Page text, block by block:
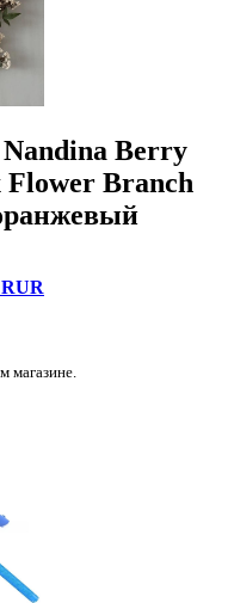
Berry
Flower Branch
магазине.